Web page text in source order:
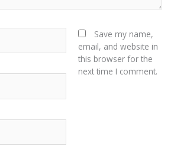
Save my name,
email, and website in
this browser for the
next time I comment.